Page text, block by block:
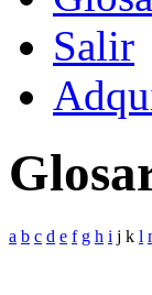
Salir
a b c d e f g h i j k l